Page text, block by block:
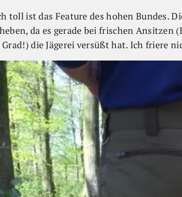
toll ist das Feature des hohen Bundes.
da es gerade bei frischen Ansitzen
die Jägerei versüßt hat. Ich friere